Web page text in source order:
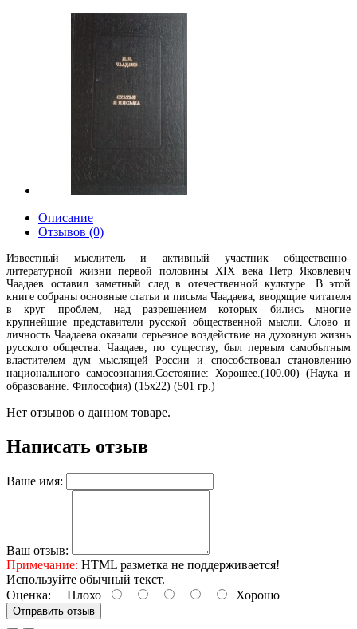
Описание
Отзывов (0)
Известный мыслитель и активный участник общественно-
литературной жизни первой половины XIX века Петр Яковлевич
Чаадаев оставил заметный след в отечественной культуре. В этой
книге собраны основные статьи и письма Чаадаева, вводящие читателя
в круг проблем, над разрешением которых бились многие
крупнейшие представители русской общественной мысли. Слово и
личность Чаадаева оказали серьезное воздействие на духовную жизнь
русского общества. Чаадаев, по существу, был первым самобытным
властителем дум мыслящей России и способствовал становлению
национального самосознания.Состояние: Хорошее.(100.00) (Наука и
образование. Философия) (15х22) (501 гр.)
Нет отзывов о данном товаре.
Написать отзыв
Ваше имя:
Ваш отзыв:
Примечание: HTML разметка не поддерживается!
Используйте обычный текст.
Оценка: Плохо Хорошо
Отправить отзыв